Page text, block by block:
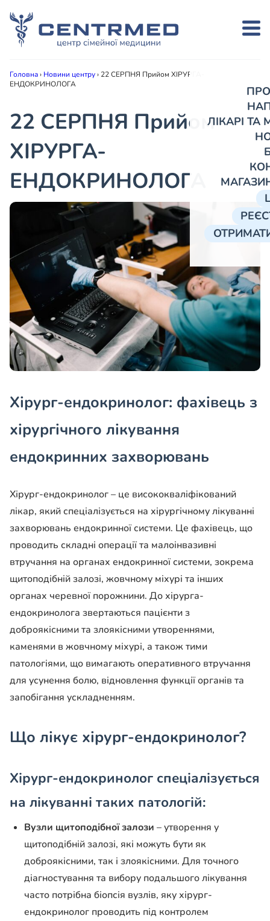
ЛІКАРІ
Головна› Новини центру› 22 СЕРПНЯ Прийом ХІРУРГА-
ЕНДОКРИНОЛОГА
22 СЕРПНЯ Прийом
ХІРУРГА-
ЕНДОКРИНОЛОГА
Хірург-ендокринолог: фахівець з
хірургічного лікування
ендокринних захворювань
Хірург-ендокринолог – це висококваліфікований
лікар, який спеціалізується на хірургічному лікуванні
захворювань ендокринної системи. Це фахівець, що
проводить складні операції та малоінвазивні
втручання на органах ендокринної системи, зокрема
щитоподібній залозі, жовчному міхурі та інших
органах черевної порожнини. До хірурга-
ендокринолога звертаються пацієнти з
доброякісними та злоякісними утвореннями,
каменями в жовчному міхурі, а також тими
патологіями, що вимагають оперативного втручання
для усунення болю, відновлення функції органів та
запобігання ускладненням.
Що лікує хірург-ендокринолог?
Хірург-ендокринолог спеціалізується
на лікуванні таких патологій:
Вузли щитоподібної залози – утворення у
щитоподібній залозі, які можуть бути як
доброякісними, так і злоякісними. Для точного
діагностування та вибору подальшого лікування
часто потрібна біопсія вузлів, яку хірург-
ендокринолог проводить під контролем